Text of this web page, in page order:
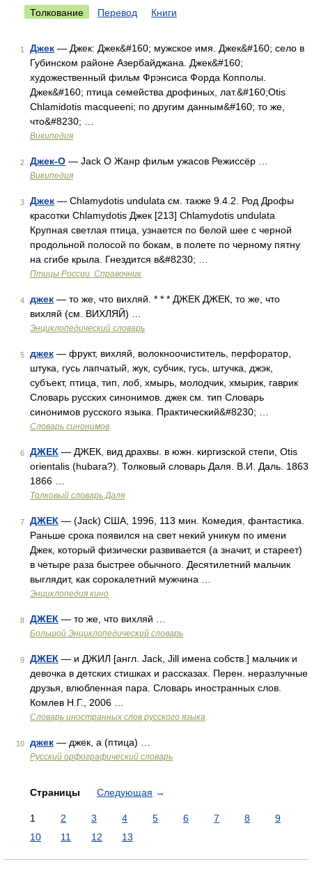
Толкование Перевод Книги
1 Джек — Джек: Джек&#160; мужское имя. Джек&#160; село в
Губинском районе Азербайджана. Джек&#160;
художественный фильм Фрэнсиса Форда Копполы.
Джек&#160; птица семейства дрофиных, лат.&#160;Otis
Chlamidotis macqueeni; по другим данным&#160; то же,
что&#8230; …
Википедия
2 Джек-О — Jack O Жанр фильм ужасов Режиссёр …
Википедия
3 Джек — Chlamydotis undulata см. также 9.4.2. Род Дрофы
красотки Chlamydotis Джек [213] Chlamydotis undulata
Крупная светлая птица, узнается по белой шее с черной
продольной полосой по бокам, в полете по черному пятну
на сгибе крыла. Гнездится в&#8230; …
Птицы России. Справочник
4 джек — то же, что вихляй. * * * ДЖЕК ДЖЕК, то же, что
вихляй (см. ВИХЛЯЙ) …
Энциклопедический словарь
5 джек — фрукт, вихляй, волокноочиститель, перфоратор,
штука, гусь лапчатый, жук, субчик, гусь, штучка, джэк,
субъект, птица, тип, лоб, хмырь, молодчик, хмырик, гаврик
Словарь русских синонимов. джек см. тип Словарь
синонимов русского языка. Практический&#8230; …
Словарь синонимов
6 ДЖЕК — ДЖЕК, вид драхвы. в южн. киргизской степи, Otis
orientalis (hubara?). Толковый словарь Даля. В.И. Даль. 1863
1866 …
Толковый словарь Даля
7 ДЖЕК — (Jack) США, 1996, 113 мин. Комедия, фантастика.
Раньше срока появился на свет некий уникум по имени
Джек, который физически развивается (а значит, и стареет)
в четыре раза быстрее обычного. Десятилетний мальчик
выглядит, как сорокалетний мужчина …
Энциклопедия кино
8 ДЖЕК — то же, что вихляй …
Большой Энциклопедический словарь
9 ДЖЕК — и ДЖИЛ [англ. Jack, Jill имена собств.] мальчик и
девочка в детских стишках и рассказах. Перен. неразлучные
друзья, влюбленная пара. Словарь иностранных слов.
Комлев Н.Г., 2006 …
Словарь иностранных слов русского языка
10 джек — джек, а (птица) …
Русский орфографический словарь
Страницы Следующая →
1 2 3 4 5 6 7 8
9
10
11 12 13